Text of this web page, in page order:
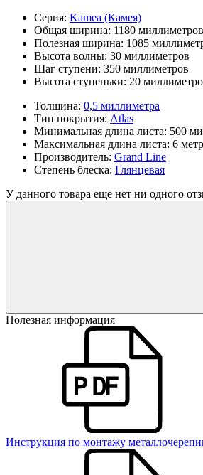
Серия: Kamea (Камея)
Общая ширина: 1180 миллиметров
Полезная ширина: 1085
Высота волны: 30 миллиметров
Шаг ступени: 350 миллиметров
Высота ступеньки: 20
Толщина: 0,5 миллиметра
Тип покрытия: Atlas
Минимальная длина листа: 500
Максимальная длина листа: 6
Производитель: Grand Line
Степень блеска: Глянцевая
У данного товара еще нет ни одного
Полезная информация
Инструкция по монтажу